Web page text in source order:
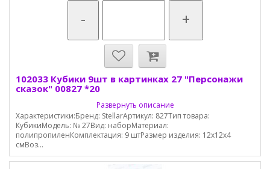
- +
102033 Кубики 9шт в картинках 27 "Персонажи
сказок" 00827 *20
Развернуть описание
Характеристики:Бренд: StellarАртикул: 827Тип товара:
КубикиМодель: № 27Вид: наборМатериал:
полипропиленКомплектация: 9 штРазмер изделия: 12х12х4
смВоз...